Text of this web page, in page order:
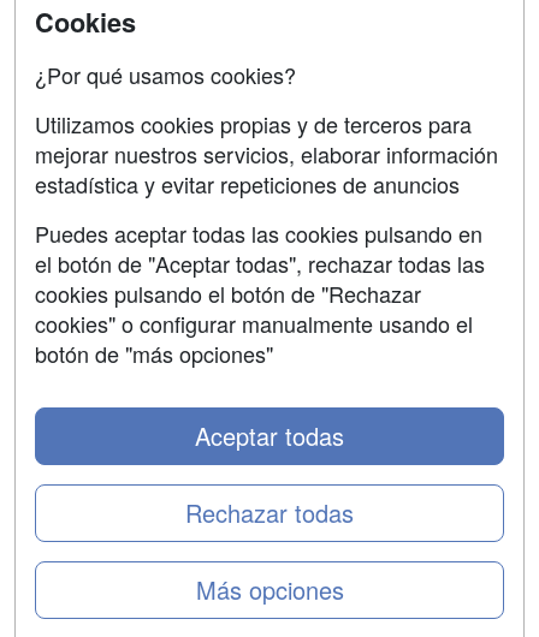
Contactar
Copyleft
Grupo formazion:
Copyright 2000-2026 Formazion Web, S.L. - Calle
Fermín Caballero, 62 - 28034 Madrid Tel: 91 533 70 78
Cookies
¿Por qué usamos cookies?
Utilizamos cookies propias y de terceros para
mejorar nuestros servicios, elaborar información
estadística y evitar repeticiones de anuncios
Puedes aceptar todas las cookies pulsando en
el botón de "Aceptar todas", rechazar todas las
cookies pulsando el botón de "Rechazar
cookies" o configurar manualmente usando el
botón de "más opciones"
Más opciones
Rechazar todas
Aceptar todas